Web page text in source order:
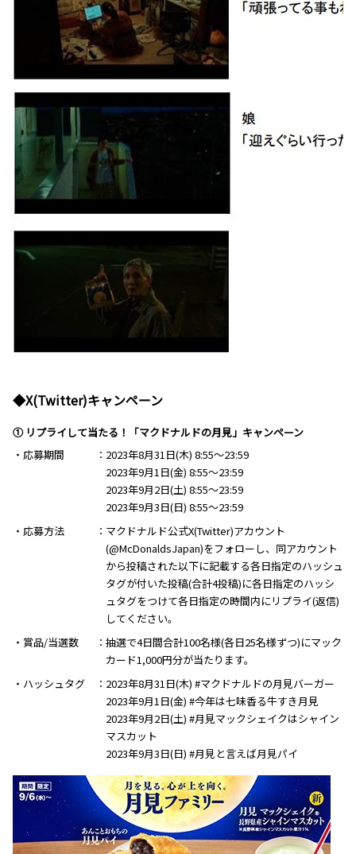
◆X(Twitter)キャンペーン
① リプライして当たる！「マクドナルドの月見」キャンペーン
・応募期間
2023年8月31日(木) 8:55～23:59
2023年9月1日(金) 8:55～23:59
2023年9月2日(土) 8:55～23:59
2023年9月3日(日) 8:55～23:59
・応募方法
マクドナルド公式X(Twitter)アカウント
(@McDonaldsJapan)をフォローし、同アカウント
から投稿された以下に記載する各日指定のハッシュ
タグが付いた投稿(合計4投稿)に各日指定のハッシ
ュタグをつけて各日指定の時間内にリプライ(返信)
してください。
・賞品/当選数
抽選で4日間合計100名様(各日25名様ずつ)にマック
カード1,000円分が当たります。
・ハッシュタグ
2023年8月31日(木) #マクドナルドの月見バーガー
2023年9月1日(金) #今年は七味香る牛すき月見
2023年9月2日(土) #月見マックシェイクはシャイン
マスカット
2023年9月3日(日) #月見と言えば月見パイ